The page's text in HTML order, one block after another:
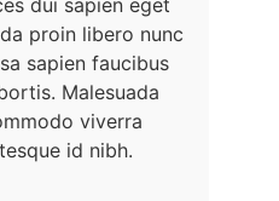
dui sapien eget
proin libero nunc
sapien faucibus
Malesuada
viverra
id nibh.